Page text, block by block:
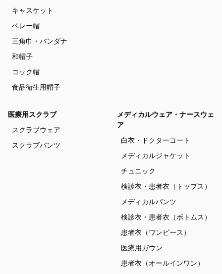
キャスケット
ベレー帽
三角巾・バンダナ
和帽子
コック帽
食品衛生用帽子
医療用スクラブ
スクラブウェア
スクラブパンツ
メディカルウェア・ナースウェ
ア
白衣・ドクターコート
メディカルジャケット
チュニック
検診衣・患者衣（トップス）
メディカルパンツ
検診衣・患者衣（ボトムス）
患者衣（ワンピース）
医療用ガウン
患者衣（オールインワン）